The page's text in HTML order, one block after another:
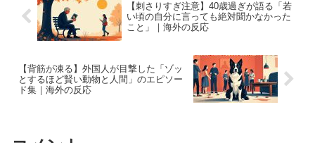
【刺さりすぎ注意】40歳過ぎが語る「若
い頃の自分に言っても絶対聞かなかった
こと」｜海外の反応
【背筋が凍る】外国人が目撃した「ゾッ
とするほど賢い動物と人間」のエピソー
ド集｜海外の反応